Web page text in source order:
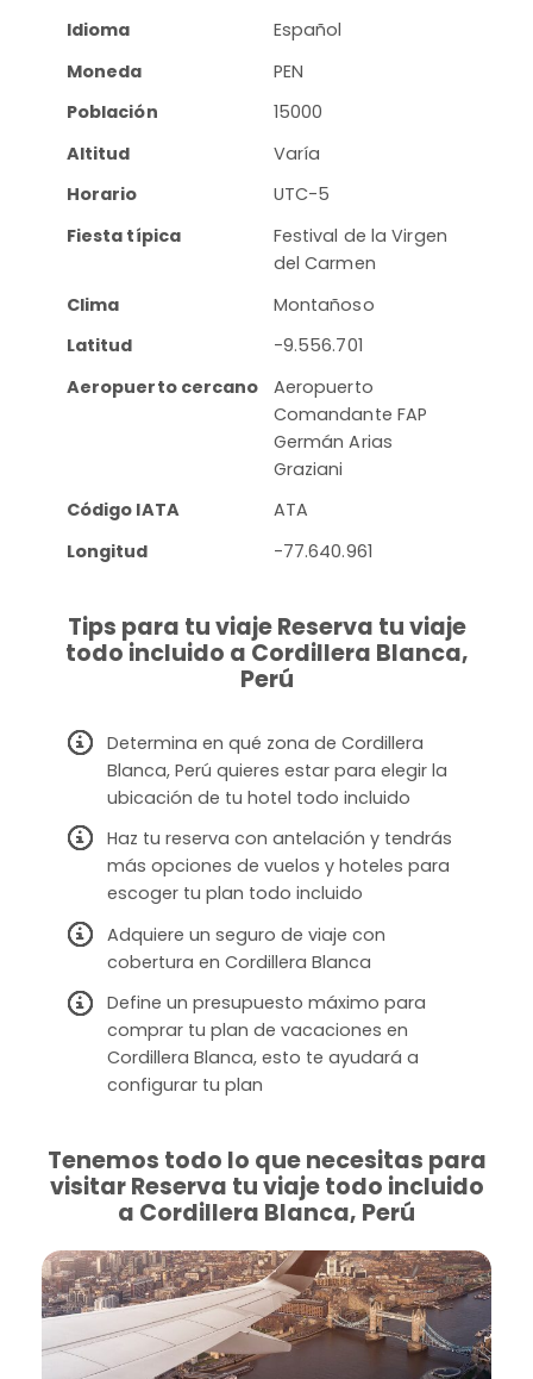
Idioma
Español
Moneda
PEN
Población
15000
Altitud
Varía
Horario
UTC-5
Fiesta típica
Festival de la Virgen
del Carmen
Clima
Montañoso
Latitud
-9.556.701
Aeropuerto cercano
Aeropuerto
Comandante FAP
Germán Arias
Graziani
Código IATA
ATA
Longitud
-77.640.961
Tips para tu viaje Reserva tu viaje
todo incluido a Cordillera Blanca,
Perú
Determina en qué zona de Cordillera
Blanca, Perú quieres estar para elegir la
ubicación de tu hotel todo incluido
Haz tu reserva con antelación y tendrás
más opciones de vuelos y hoteles para
escoger tu plan todo incluido
Adquiere un seguro de viaje con
cobertura en Cordillera Blanca
Define un presupuesto máximo para
comprar tu plan de vacaciones en
Cordillera Blanca, esto te ayudará a
configurar tu plan
Tenemos todo lo que necesitas para
visitar Reserva tu viaje todo incluido
a Cordillera Blanca, Perú